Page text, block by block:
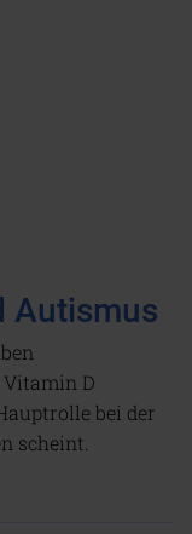
Autismus
Vitamin D
bei der
scheint.